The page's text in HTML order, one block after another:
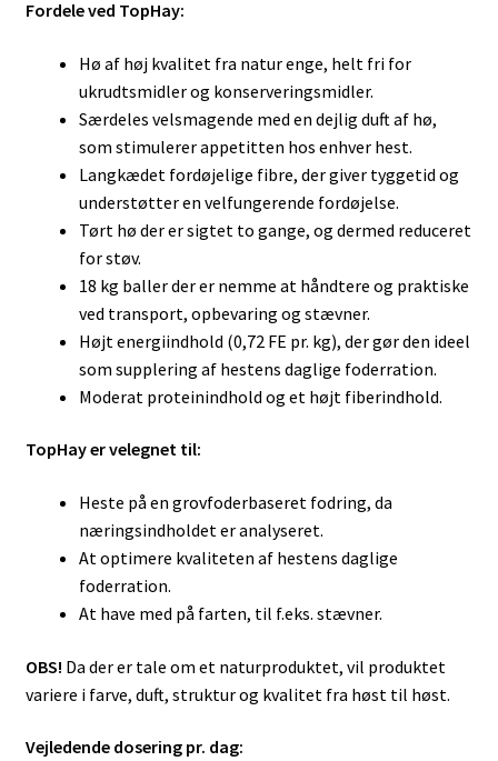
Fordele ved TopHay:
Hø af høj kvalitet fra natur enge, helt fri for
ukrudtsmidler og konserveringsmidler.
Særdeles velsmagende med en dejlig duft af hø,
som stimulerer appetitten hos enhver hest.
Langkædet fordøjelige fibre, der giver tyggetid og
understøtter en velfungerende fordøjelse.
Tørt hø der er sigtet to gange, og dermed reduceret
for støv.
18 kg baller der er nemme at håndtere og praktiske
ved transport, opbevaring og stævner.
Højt energiindhold (0,72 FE pr. kg), der gør den ideel
som supplering af hestens daglige foderration.
Moderat proteinindhold og et højt fiberindhold.
TopHay er velegnet til:
Heste på en grovfoderbaseret fodring, da
næringsindholdet er analyseret.
At optimere kvaliteten af hestens daglige
foderration.
At have med på farten, til f.eks. stævner.
OBS! Da der er tale om et naturproduktet, vil produktet
variere i farve, duft, struktur og kvalitet fra høst til høst.
Vejledende dosering pr. dag: